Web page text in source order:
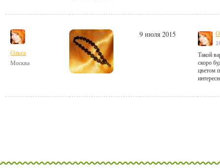
Ольга
Москва
9 июля 2015
Такой
скоро
цветом